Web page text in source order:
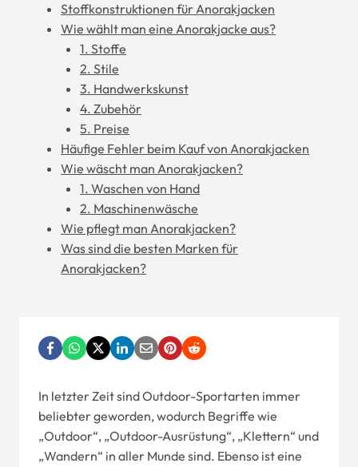
Stoffkonstruktionen für Anorakjacken
Wie wählt man eine Anorakjacke aus?
1. Stoffe
2. Stile
3. Handwerkskunst
4. Zubehör
5. Preise
Häufige Fehler beim Kauf von Anorakjacken
Wie wäscht man Anorakjacken?
1. Waschen von Hand
2. Maschinenwäsche
Wie pflegt man Anorakjacken?
Was sind die besten Marken für
Anorakjacken?
In letzter Zeit sind Outdoor-Sportarten immer
beliebter geworden, wodurch Begriffe wie
„Outdoor“, „Outdoor-Ausrüstung“, „Klettern“ und
„Wandern“ in aller Munde sind. Ebenso ist eine